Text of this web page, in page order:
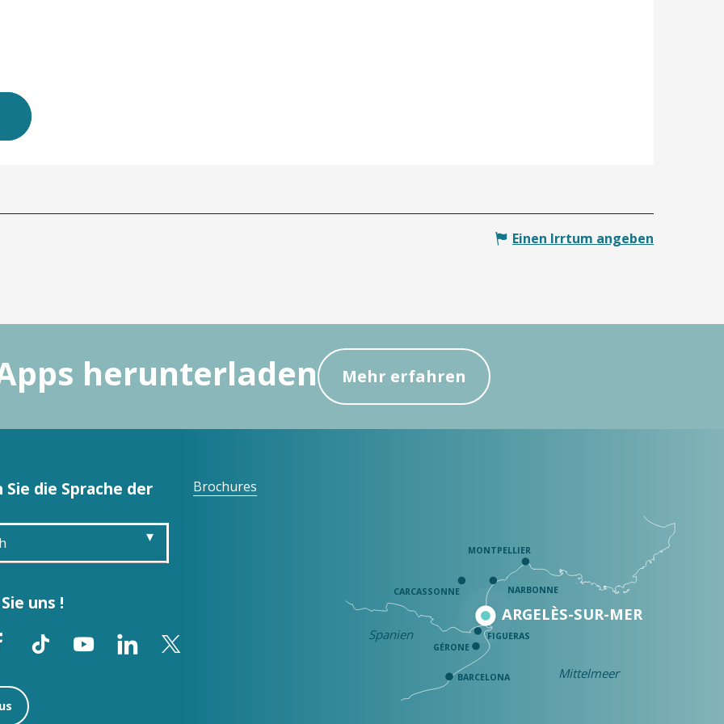
Einen Irrtum angeben
herunterladen Mehr erfahren
Sie die Sprache der
uns !
Brochures
ARGELÈS-SUR-MER
Spanien
Mittelmeer
MONTPELLIER
NARBONNE
BARCELONA
FIGUERAS
GÉRONE
CARCASSONNE